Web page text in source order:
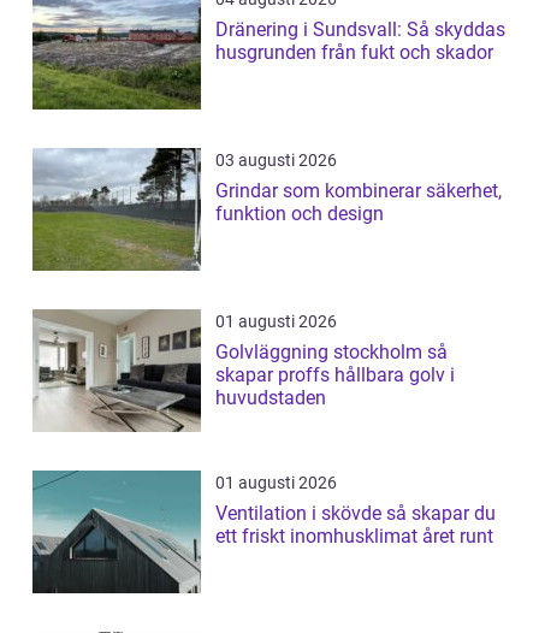
Dränering i Sundsvall: Så skyddas
husgrunden från fukt och skador
03 augusti 2026
Grindar som kombinerar säkerhet,
funktion och design
01 augusti 2026
Golvläggning stockholm så
skapar proffs hållbara golv i
huvudstaden
01 augusti 2026
Ventilation i skövde så skapar du
ett friskt inomhusklimat året runt